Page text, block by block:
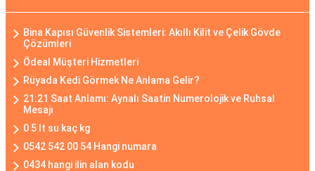
Bina Kapısı Güvenlik Sistemleri: Akıllı Kilit ve Çelik Gövde
Çözümleri
Ödeal Müşteri Hizmetleri
Rüyada Kedi Görmek Ne Anlama Gelir?
21:21 Saat Anlamı: Aynalı Saatin Numerolojik ve Ruhsal
Mesajı
0 5 lt su kaç kg
0542 542 00 54 Hangi numara
0434 hangi ilin alan kodu